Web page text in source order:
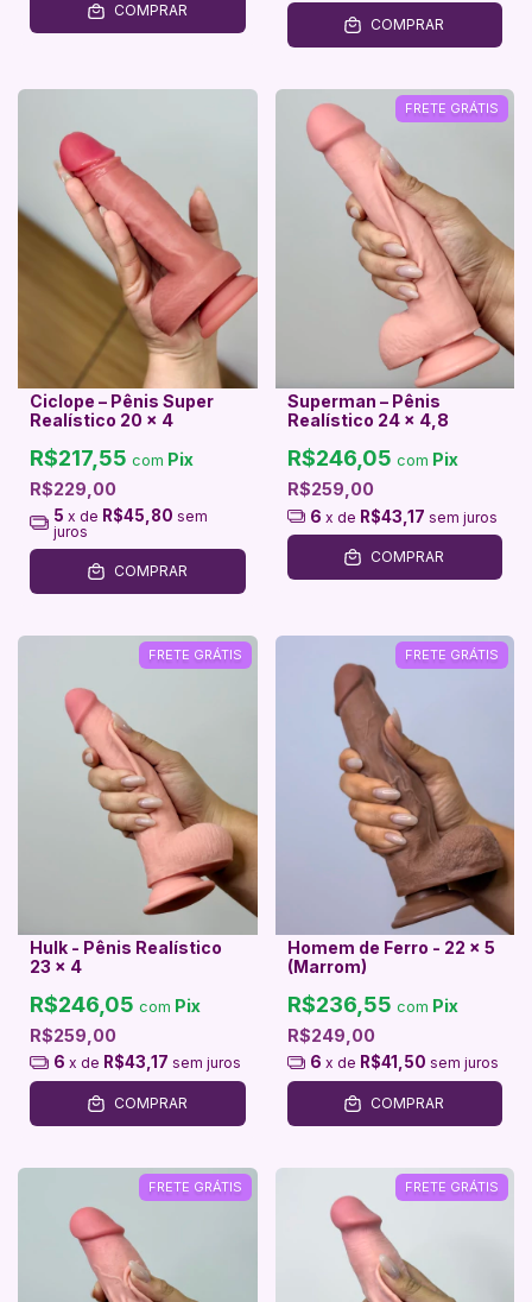
COMPRAR
COMPRAR
Ciclope – Pênis Super
Realístico 20 x 4
R$229,00
R$217,55 com Pix
5 x de R$45,80 sem
juros
COMPRAR
FRETE GRÁTIS
Superman – Pênis
Realístico 24 x 4,8
R$259,00
R$246,05 com Pix
6 x de R$43,17 sem juros
COMPRAR
FRETE GRÁTIS
Hulk - Pênis Realístico
23 x 4
R$259,00
R$246,05 com Pix
6 x de R$43,17 sem juros
COMPRAR
FRETE GRÁTIS
Homem de Ferro - 22 x 5
(Marrom)
R$249,00
R$236,55 com Pix
6 x de R$41,50 sem juros
COMPRAR
FRETE GRÁTIS FRETE GRÁTIS